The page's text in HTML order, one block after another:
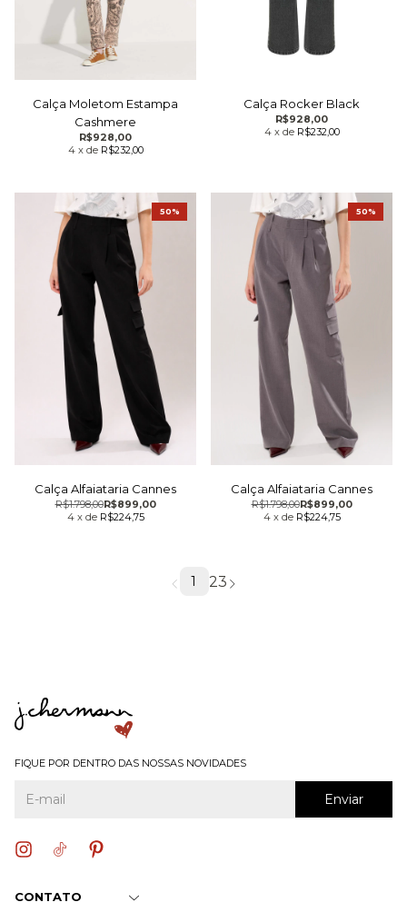
Calça Moletom Estampa
Cashmere
R$928,00
4 x de R$232,00
Calça Rocker Black
R$928,00
4 x de R$232,00
Calça Alfaiataria Cannes
R$899,00
R$1.798,00
4 x de R$224,75
50%
Calça Alfaiataria Cannes
R$899,00
R$1.798,00
4 x de R$224,75
50%
1 23
FIQUE POR DENTRO DAS NOSSAS NOVIDADES
CONTATO